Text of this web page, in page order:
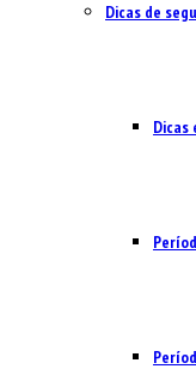
Dicas de
Dicas